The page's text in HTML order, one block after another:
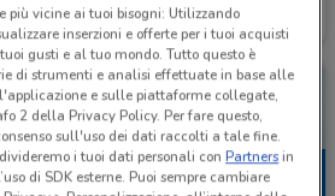
954 m Scade il 31/08 1.7 km
più vicine ai tuoi bisogni: Utilizzando
inserzioni e offerte per i tuoi acquisti
gusti e al tuo mondo. Tutto questo è
di strumenti e analisi effettuate in base alle
e sulle piattaforme collegate,
2 della Privacy Policy. Per fare questo,
sull'uso dei dati raccolti a tale fine.
i tuoi dati personali conPartnersin
di SDK esterne. Puoi sempre cambiare